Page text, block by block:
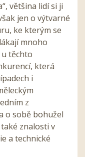
většina lidí si ji
jen o výtvarné
ke kterým se
mnoho
těchto
která
i
z
o sobě bohužel
znalosti v
a technické